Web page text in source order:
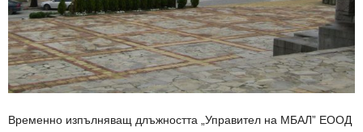
Временно изпълняващ длъжността „Управител на МБАЛ” ЕООД